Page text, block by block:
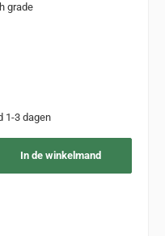
grade
1-3 dagen
In de winkelmand